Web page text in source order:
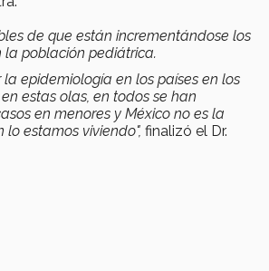
de que están incrementándose los
la población pediátrica.
epidemiología en los países en los
estas olas, en todos se han
en menores y México no es la
lo estamos viviendo", finalizó el Dr.